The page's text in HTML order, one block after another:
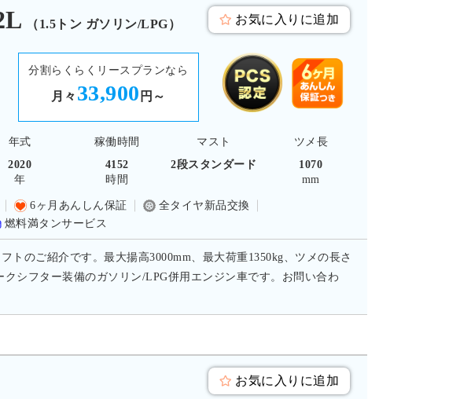
（1.5トン ガソリン/LPG） お気に入りに追加
分割らくらくリースプランなら
月々 33,900 円～
年式 稼働時間 マスト
ツメ長
2020
年
4152
時間
2段スタンダード
1070
mm
6ヶ月あんしん保証
全タイヤ新品交換
燃料満タンサービス
トのご紹介です。最大揚高3000mm、最大荷重1350kg、ツメの長さ
シフター装備のガソリン/LPG併用エンジン車です。お問い合わ
お気に入りに追加